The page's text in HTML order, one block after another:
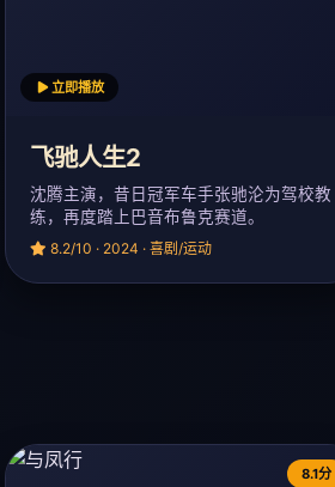
立即播放
飞驰人生2
沈腾主演，昔日冠军车手张驰沦为驾校教
练，再度踏上巴音布鲁克赛道。
8.2/10 · 2024 · 喜剧/运动
8.1分